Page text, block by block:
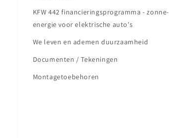
KFW 442 financieringsprogramma - zonne-
energie voor elektrische auto's
We leven en ademen duurzaamheid
Documenten / Tekeningen
Montagetoebehoren